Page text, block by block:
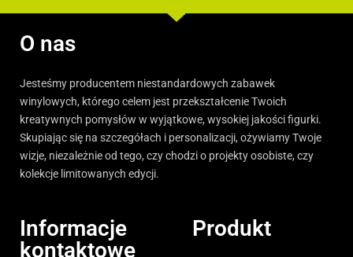
O nas
Jesteśmy producentem niestandardowych zabawek
winylowych, którego celem jest przekształcenie Twoich
kreatywnych pomysłów w wyjątkowe, wysokiej jakości figurki.
Skupiając się na szczegółach i personalizacji, ożywiamy Twoje
wizje, niezależnie od tego, czy chodzi o projekty osobiste, czy
kolekcje limitowanych edycji.
Informacje
kontaktowe
Produkt